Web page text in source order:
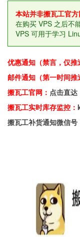
本站并非搬瓦工官
在购买 VPS 之后不
VPS 可用于学习
优惠通知（禁言，仅推
邮件通知（第一时间推
搬瓦工官网： 点击直达
搬瓦工实时库存监控：
搬瓦工补货通知微信